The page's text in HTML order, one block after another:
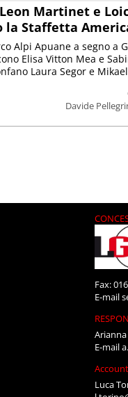
Martinet e
la Staffetta
Davide
Alpi Apuane a segno a
Elisa Vitton Mea e
Laura Segor e
Fax:
E-mail
E-mail
Account
Luca